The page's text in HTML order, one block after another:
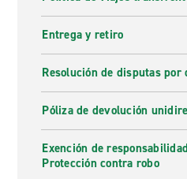
Entrega y retiro
Resolución de disputas por
Póliza de devolución
Exención de
Protección contra robo